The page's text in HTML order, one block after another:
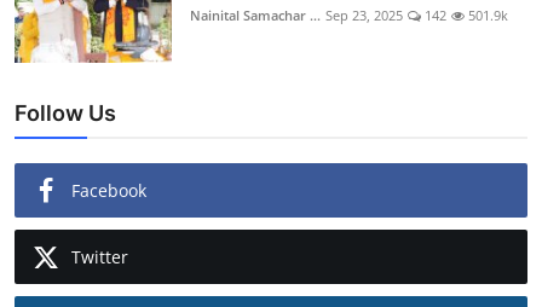
Nainital Samachar ... Sep 23, 2025 142 501.9k
Follow Us
Facebook
Twitter